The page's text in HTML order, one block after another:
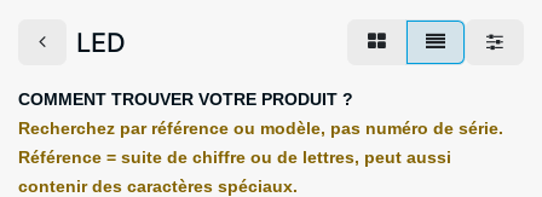
LED
COMMENT TROUVER VOTRE PRODUIT ?
Recherchez par référence ou modèle, pas numéro de série.
Référence = suite de chiffre ou de lettres, peut aussi
contenir des caractères spéciaux.